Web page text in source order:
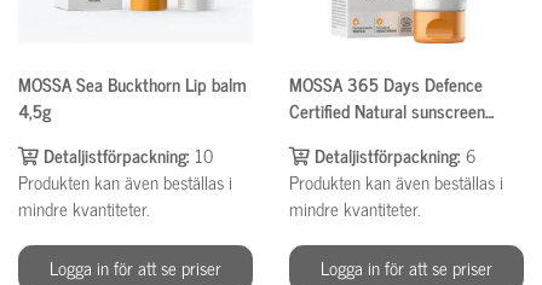
MOSSA Sea Buckthorn Lip balm
4,5g
Detaljistförpackning: 10
Produkten kan även beställas i
mindre kvantiteter.
Logga in för att se priser
MOSSA 365 Days Defence
Certified Natural sunscreen
Detaljistförpackning:6
Produkten kan även beställas i
mindre kvantiteter.
Logga in för att se priser